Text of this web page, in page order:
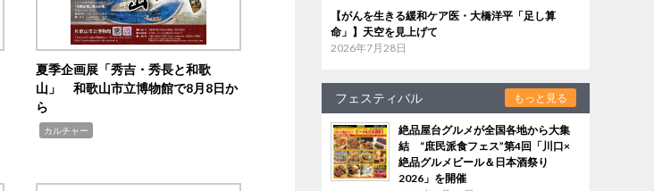
夏季企画展「秀吉・秀長と和歌
山」 和歌山市立博物館で8月8日か
ら
カルチャー
【がんを生きる緩和ケア医・大橋洋平「足し算
命」】天空を見上げて
2026年7月28日
フェスティバル もっと見る
絶品屋台グルメが全国各地から大集
結 “庶民派食フェス”第4回「川口×
絶品グルメビール＆日本酒祭り
2026」を開催